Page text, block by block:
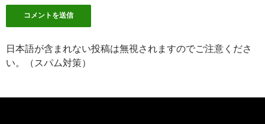
日本語が含まれない投稿は無視されますのでご注意くださ
い。（スパム対策）